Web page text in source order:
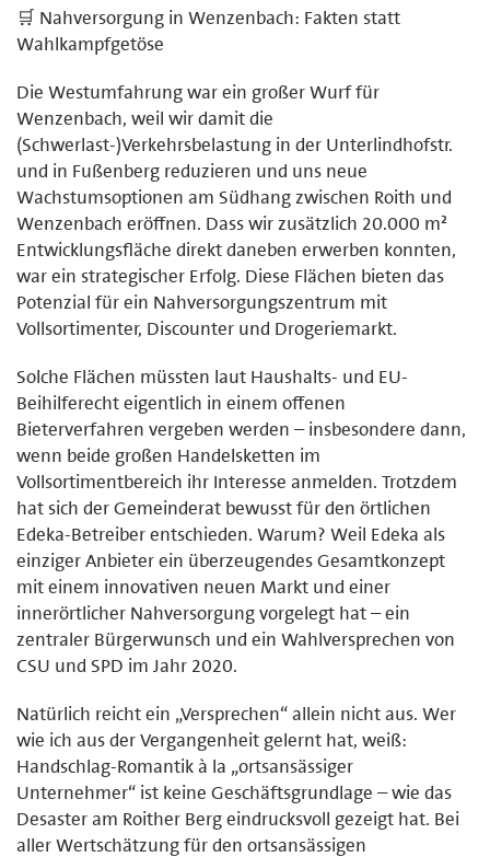
🛒 Nahversorgung in Wenzenbach: Fakten statt
Wahlkampfgetöse
Die Westumfahrung war ein großer Wurf für
Wenzenbach, weil wir damit die
(Schwerlast-)Verkehrsbelastung in der Unterlindhofstr.
und in Fußenberg reduzieren und uns neue
Wachstumsoptionen am Südhang zwischen Roith und
Wenzenbach eröffnen. Dass wir zusätzlich 20.000 m²
Entwicklungsfläche direkt daneben erwerben konnten,
war ein strategischer Erfolg. Diese Flächen bieten das
Potenzial für ein Nahversorgungszentrum mit
Vollsortimenter, Discounter und Drogeriemarkt.
Solche Flächen müssten laut Haushalts- und EU-
Beihilferecht eigentlich in einem offenen
Bieterverfahren vergeben werden – insbesondere dann,
wenn beide großen Handelsketten im
Vollsortimentbereich ihr Interesse anmelden. Trotzdem
hat sich der Gemeinderat bewusst für den örtlichen
Edeka-Betreiber entschieden. Warum? Weil Edeka als
einziger Anbieter ein überzeugendes Gesamtkonzept
mit einem innovativen neuen Markt und einer
innerörtlicher Nahversorgung vorgelegt hat – ein
zentraler Bürgerwunsch und ein Wahlversprechen von
CSU und SPD im Jahr 2020.
Natürlich reicht ein „Versprechen“ allein nicht aus. Wer
wie ich aus der Vergangenheit gelernt hat, weiß:
Handschlag-Romantik à la „ortsansässiger
Unternehmer“ ist keine Geschäftsgrundlage – wie das
Desaster am Roither Berg eindrucksvoll gezeigt hat. Bei
aller Wertschätzung für den ortsansässigen